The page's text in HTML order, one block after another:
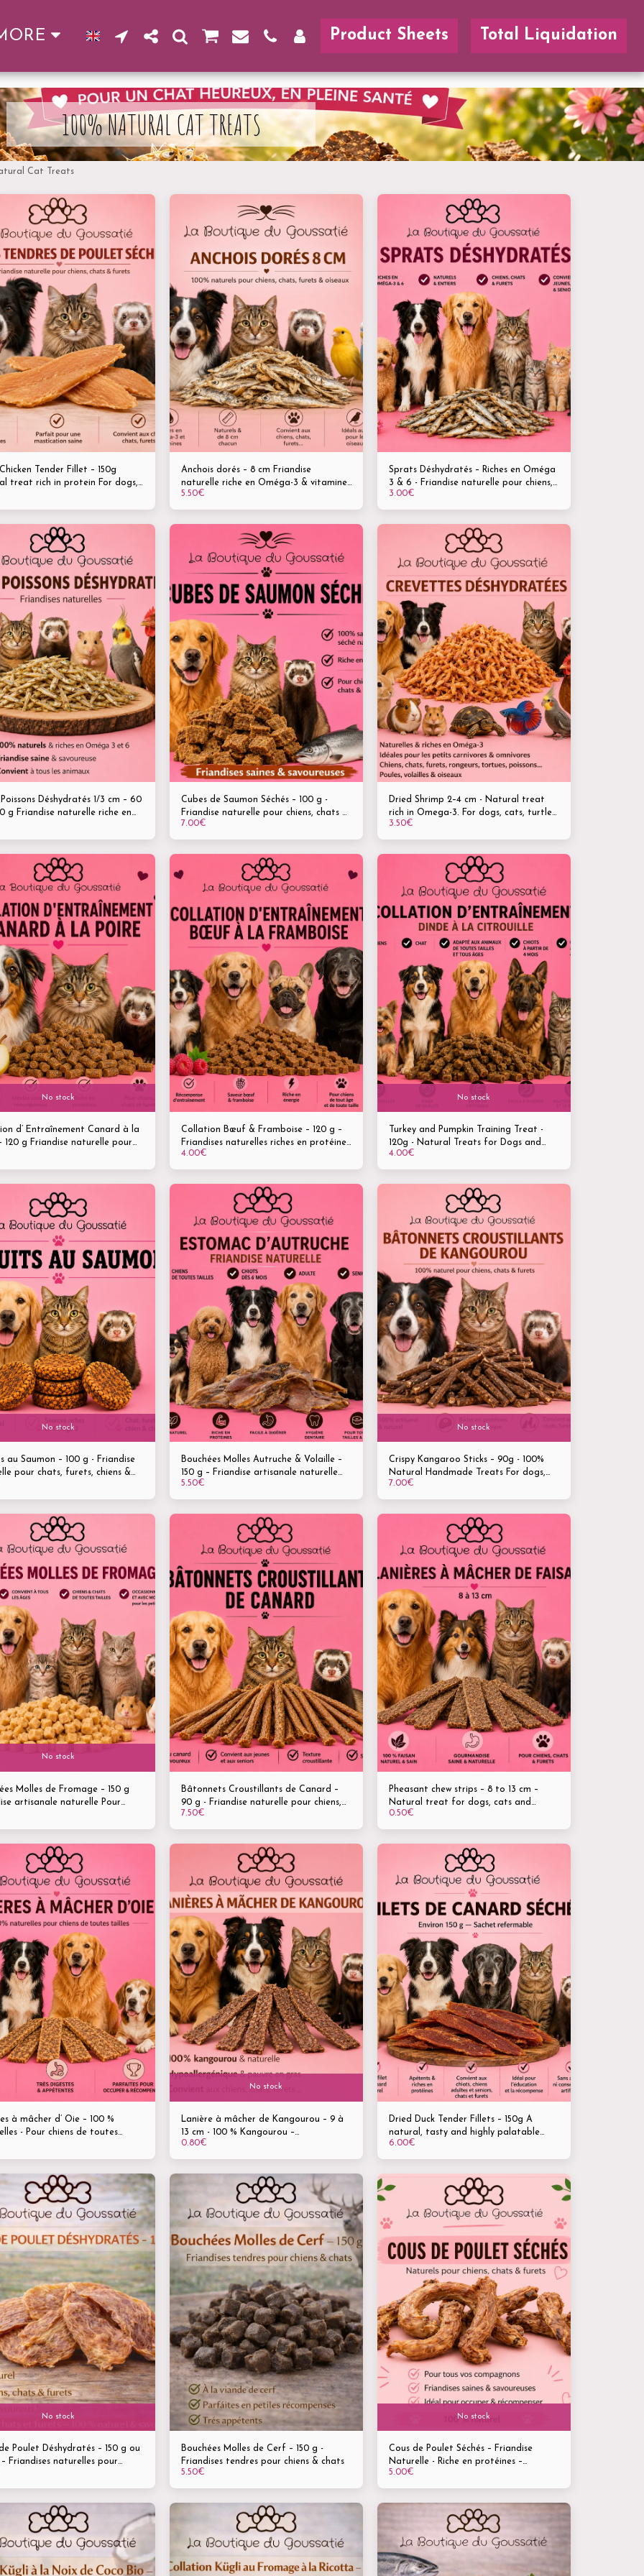
Product Sheets Total Liquidation
100% NATURAL CAT TREATS
Cat Treats
Tender Fillet – 150g
treat rich in protein For dogs,
senior dogs and ferrets
Anchois dorés – 8 cm Friandise
naturelle riche en Oméga-3 & vitamines
Pour chiens, chats, furets et oiseaux
5.50€
Sprats Déshydratés – Riches en Oméga
3 & 6 - Friandise naturelle pour chiens,
chats et furets
3.00€
Déshydratés 1/3 cm – 60
riche en
3 & Oméga-6 Pour chiens,
rongeurs, oiseaux et
Cubes de Saumon Séchés – 100 g -
Friandise naturelle pour chiens, chats &
furets - Convient aux jeunes dès 4 mois
et aux seniors
7.00€
Dried Shrimp 2–4 cm - Natural treat
rich in Omega-3. For dogs, cats, turtles,
rodents, fish, poultry and birds.
3.50€
No stock
d’ Entraînement Canard à la
120 g Friandise naturelle pour
chats & furets -Tous âges &
tailles
Collation Bœuf & Framboise – 120 g –
Friandises naturelles riches en protéines
pour chiens
4.00€
No stock
Turkey and Pumpkin Training Treat -
120g - Natural Treats for Dogs and
Cats
4.00€
No stock
au Saumon – 100 g - Friandise
pour chats, furets, chiens &
Bouchées Molles Autruche & Volaille –
150 g – Friandise artisanale naturelle
pour chiens & chats -Tous âges &
toutes tailles
5.50€
No stock
Crispy Kangaroo Sticks – 90g - 100%
Natural Handmade Treats For dogs,
cats and ferrets of all ages
7.00€
No stock
Molles de Fromage – 150 g
artisanale naturelle Pour
& chats de tous âges et toutes
chiots à seniors
Bâtonnets Croustillants de Canard –
90 g - Friandise naturelle pour chiens,
chats & furets Convient aux jeunes &
aux seniors
7.50€
Pheasant chew strips – 8 to 13 cm –
Natural treat for dogs, cats and
ferrets – 100% pheasant – Healthy and
natural treat
0.50€
à mâcher d’ Oie – 100 %
- Pour chiens de toutes
Longueur : 8 à 13 cm - Friandise
& naturelle
No stock
Lanière à mâcher de Kangourou – 9 à
13 cm - 100 % Kangourou –
Hypoallergénique & naturelle Pour
chiens, chats et furets
0.80€
Dried Duck Tender Fillets – 150g A
natural, tasty and highly palatable
treat for dogs, cats and ferrets
6.00€
No stock
Poulet Déshydratés – 150 g ou
Friandises naturelles pour
chats & furets
Bouchées Molles de Cerf – 150 g -
Friandises tendres pour chiens & chats
5.50€
No stock
Cous de Poulet Séchés – Friandise
Naturelle - Riche en protéines –
Mastication saine & gourmande - Pour
Chiens, Chats & Furets
5.00€